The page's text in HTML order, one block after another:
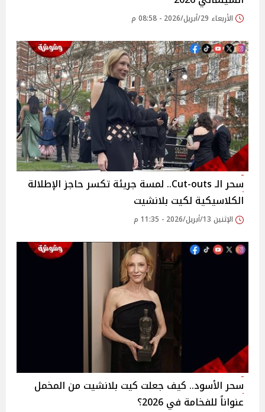
الأربعاء 29/أبريل/2026 - 08:58 م
سحر الـ Cut-outs.. لمسة جريئة تكسر حاجز الإطلالة
الكلاسيكية لكيت بلانشيت
الإثنين 13/أبريل/2026 - 11:35 م
سحر الأسود.. كيف جعلت كيت بلانشيت من المخمل
عنواناً للفخامة في 2026؟